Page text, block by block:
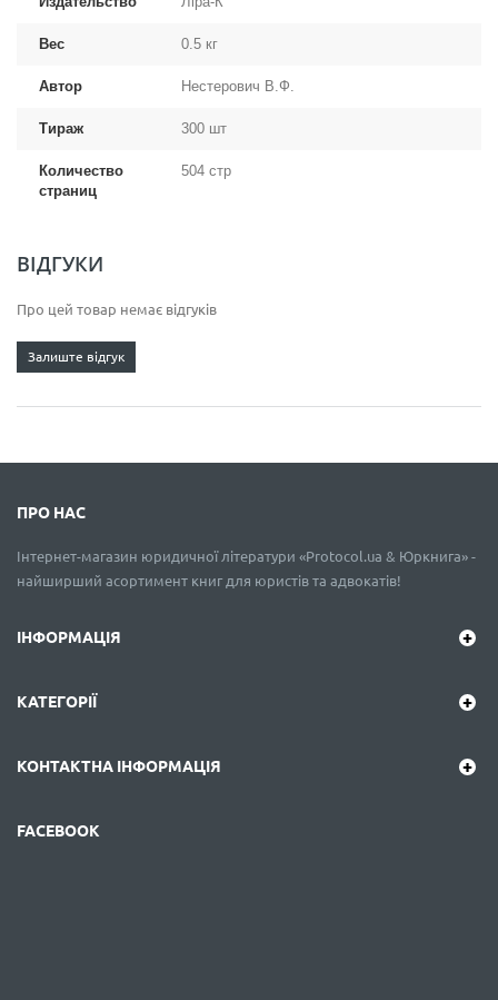
Вес 0.5 кг
Автор Нестерович В.Ф.
Тираж 300 шт
Количество
страниц
504 стр
ВІДГУКИ
Про цей товар немає відгуків
Залиште відгук
ПРО НАС
Інтернет-магазин юридичної літератури «Protocol.ua & Юркнига» -
найширший асортимент книг для юристів та адвокатів!
ІНФОРМАЦІЯ
КАТЕГОРІЇ
КОНТАКТНА ІНФОРМАЦІЯ
FACEBOOK